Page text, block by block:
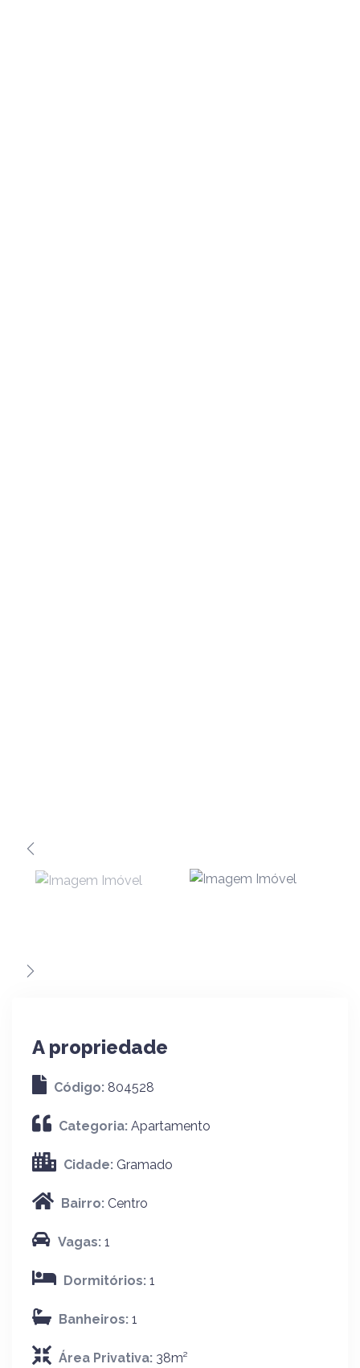
A propriedade
Código: 804528
Categoria: Apartamento
Cidade: Gramado
Bairro: Centro
Vagas: 1
Dormitórios: 1
Banheiros: 1
Área Privativa: 38m²